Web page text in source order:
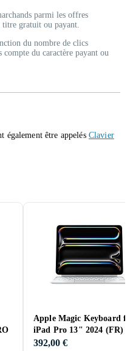
parmi les offres
titre gratuit ou payant.
du nombre de clics
du caractère payant ou
également être appelés Clavier
Apple Magic Keyboard
iPad Pro 13" 2024 (FR)
392,00 €